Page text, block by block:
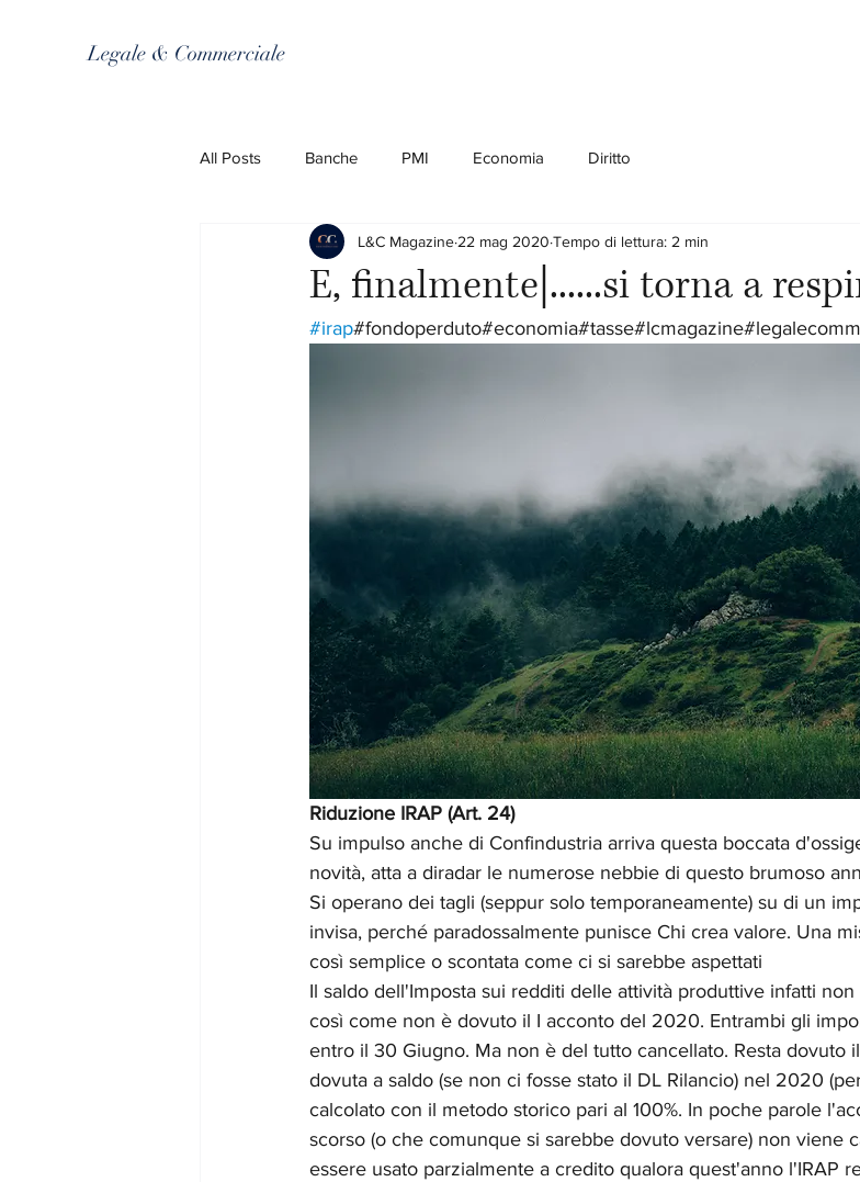
Legale & Commerciale
All Posts Banche PMI Economia Diritto
E, finalmente|......si torna a
L&C Magazine 22 mag 2020 Tempo di lettura: 2 min
#irap
Riduzione IRAP (Art. 24)
Su impulso anche di Confindustria arriva questa boccata
novità, atta a diradar le numerose nebbie di questo brumoso
Si operano dei tagli (seppur solo temporaneamente) su di un
invisa, perché paradossalmente punisce Chi crea valore. Una
così semplice o scontata come ci si sarebbe aspettati
Il saldo dell'Imposta sui redditi delle attività produttive infatti
così come non è dovuto il I acconto del 2020. Entrambi gli
entro il 30 Giugno. Ma non è del tutto cancellato. Resta dovuto
dovuta a saldo (se non ci fosse stato il DL Rilancio) nel 2020
calcolato con il metodo storico pari al 100%. In poche parole
scorso (o che comunque si sarebbe dovuto versare) non viene
essere usato parzialmente a credito qualora quest'anno l'IRAP